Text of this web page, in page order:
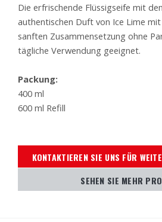
Die erfrischende Flüssigseife mit
authentischen Duft von Ice Lime
sanften Zusammensetzung ohne
tägliche Verwendung geeignet.
Packung:
400 ml
600 ml Refill
KONTAKTIEREN SIE UNS FÜR
SEHEN SIE MEHR